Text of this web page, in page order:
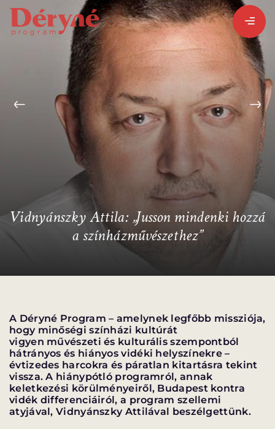
BEJELENTKEZEM
REGISZTRÁLOK
PROGRAMISMERTETŐ
ALPROGRAMOK:
VÁNDORSZÍNHÁZ DÉRYNÉ TÁRSULAT
KÖZREMŰKÖDŐK:
STÁB
Vidnyánszky Attila: „Jusson mindenki hozzá
a színházművészethez”
A Déryné Program – amelynek legfőbb missziója,
hogy minőségi színházi kultúrát
vigyen művészeti és kulturális szempontból
hátrányos és hiányos vidéki helyszínekre –
évtizedes harcokra és páratlan kitartásra tekint
vissza. A hiánypótló programról, annak
keletkezési körülményeiről, Budapest kontra
vidék differenciáiról, a program szellemi
atyjával, Vidnyánszky Attilával beszélgettünk.